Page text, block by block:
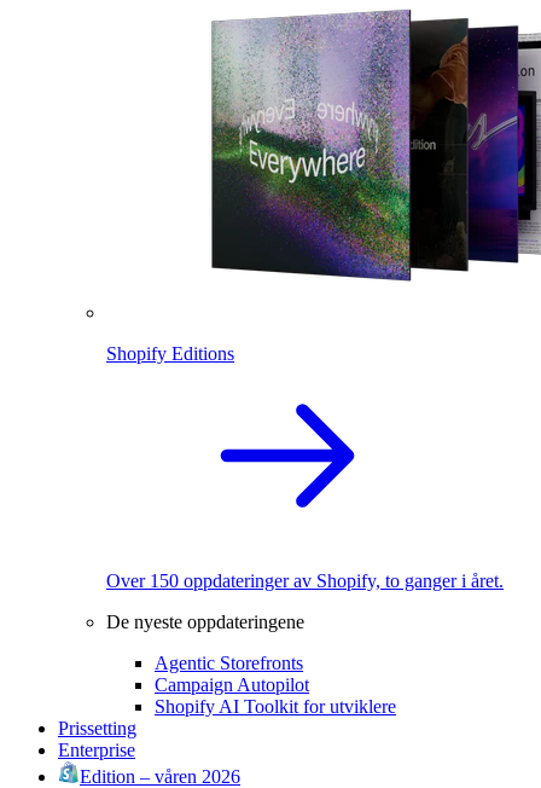
Shopify Editions
Over 150 oppdateringer av Shopify, to ganger i året.
De nyeste oppdateringene
Agentic Storefronts
Campaign Autopilot
Shopify AI Toolkit for utviklere
Prissetting
Enterprise
Edition – våren 2026